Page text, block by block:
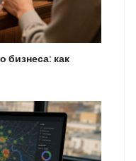
бизнеса: как